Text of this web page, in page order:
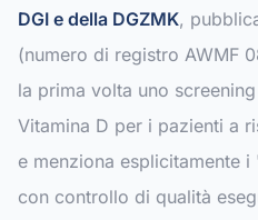
DGI e della DGZMK,
(numero di registro AWMF
la prima volta uno
Vitamina D per i pazienti a
e menziona esplicitamente
con controllo di qualità